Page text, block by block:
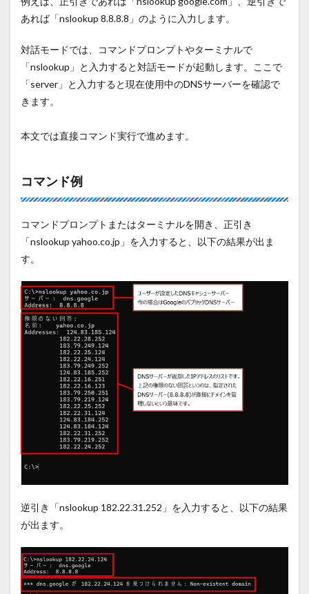
あれば「nslookup 8.8.8.8 」のように入力します。
対話モードでは、コマンドプロンプトやターミナルで
「nslookup 」と入力すると対話モードが起動します。ここで
「server 」と入力すると現在使用中のDNSサーバーを確認で
きます。
本文では直接コマンド実行で進めます。
コマンド例
コマンドプロンプトまたはターミナルを開き、正引き
「nslookup yahoo.co.jp 」を入力すると、以下の結果が出ま
す。
逆引き「nslookup 182.22.31.252 」を入力すると、以下の結果
が出ます。